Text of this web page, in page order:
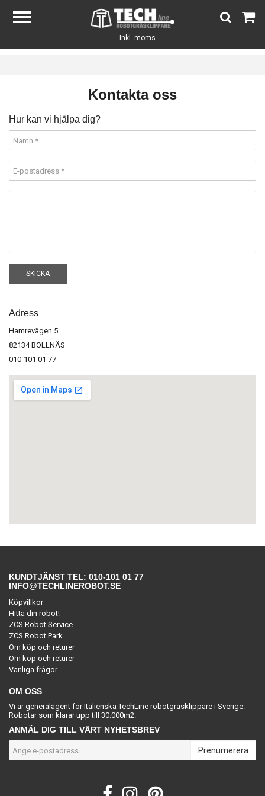
Inkl. moms
Kontakta oss
Hur kan vi hjälpa dig?
SKICKA
Adress
Hamrevägen 5
82134 BOLLNÄS
010-101 01 77
KUNDTJÄNST TEL: 010-101 01 77
INFO@TECHLINEROBOT.SE
Köpvillkor
Hitta din robot!
ZCS Robot Service
ZCS Robot Park
Om köp och returer
Om köp och returer
Vanliga frågor
OM OSS
Vi är generalagent för Italienska TechLine robotgräsklippare i Sverige.
Robotar som klarar upp till 30.000m2.
ANMÄL DIG TILL VÅRT NYHETSBREV
Prenumerera